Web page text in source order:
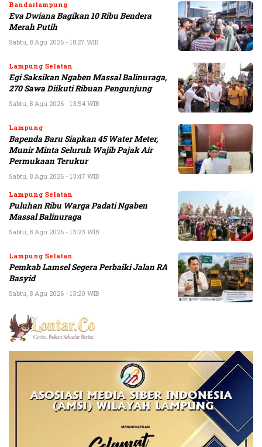
Bandarlampung
Eva Dwiana Bagikan 10 Ribu Bendera
Merah Putih
Sabtu, 8 Agu 2026 - 18:27 WIB
Lampung Selatan
Egi Saksikan Ngaben Massal Balinuraga,
270 Sawa Diikuti Ribuan Pengunjung
Sabtu, 8 Agu 2026 - 13:54 WIB
Lampung
Bapenda Baru Siapkan 45 Water Meter,
Munir Minta Seluruh Wajib Pajak Air
Permukaan Terukur
Sabtu, 8 Agu 2026 - 13:47 WIB
Lampung Selatan
Puluhan Ribu Warga Padati Ngaben
Massal Balinuraga
Sabtu, 8 Agu 2026 - 13:23 WIB
Lampung Selatan
Pemkab Lamsel Segera Perbaiki Jalan RA
Basyid
Sabtu, 8 Agu 2026 - 13:20 WIB